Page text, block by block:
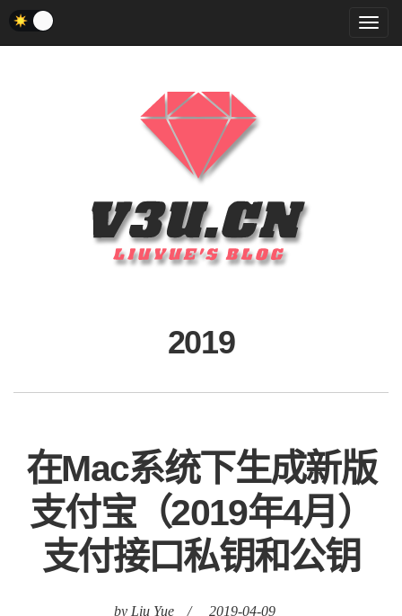
菜
单
2019
在Mac系统下生成新版
支付宝（2019年4月）
支付接口私钥和公钥
by Liu Yue / 2019-04-09